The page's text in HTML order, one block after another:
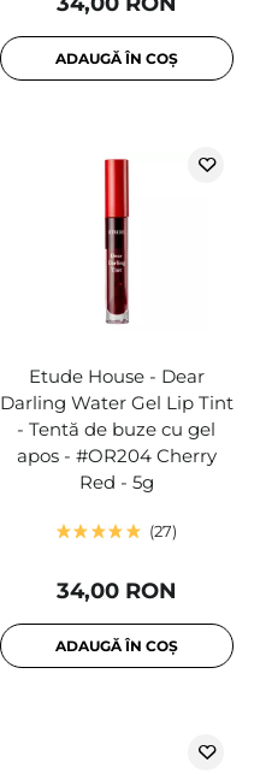
ADAUGĂ ÎN COȘ
Etude House - Dear
Darling Water Gel Lip Tint
- Tentă de buze cu gel
apos - #OR204 Cherry
Red - 5g
27
34,00 RON
ADAUGĂ ÎN COȘ